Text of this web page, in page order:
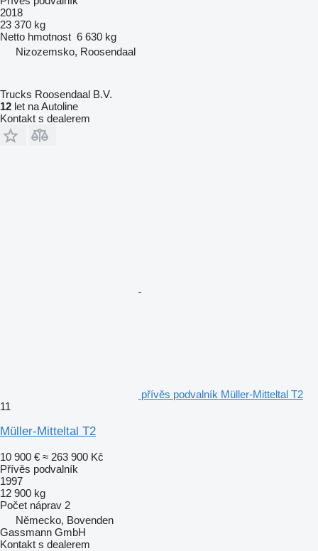
2018
23 370 kg
Netto hmotnost 6 630 kg
Nizozemsko, Roosendaal
Trucks Roosendaal B.V.
12 let na Autoline
Kontakt s dealerem
přívěs podvalník Müller-Mitteltal T2
11
Müller-Mitteltal T2
10 900 € ≈ 263 900 Kč
Přívěs podvalník
1997
12 900 kg
Počet náprav 2
Německo, Bovenden
Gassmann GmbH
Kontakt s dealerem